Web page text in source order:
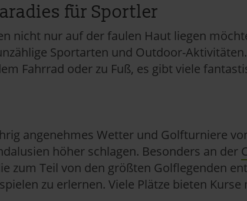
für Sportler
nicht nur auf der faulen Haut liegen
Sportarten und Outdoor-
Fahrrad oder zu Fuß, es gibt viele
angenehmes Wetter und Golfturniere
höher schlagen. Besonders an der
zum Teil von den größten Golflegenden
zu erlernen. Viele Plätze bieten